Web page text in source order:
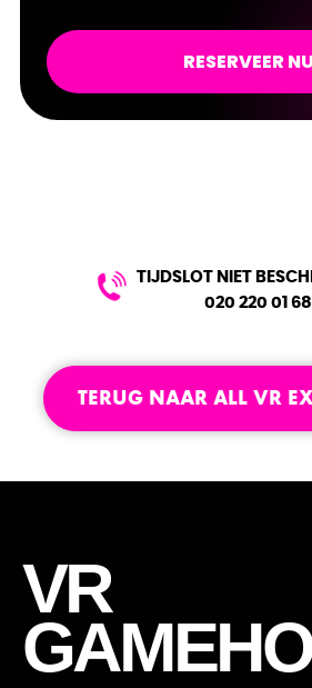
RESERVEER NU
TIJDSLOT NIET
020 220 01 68
TERUG NAAR ALL VR
VR